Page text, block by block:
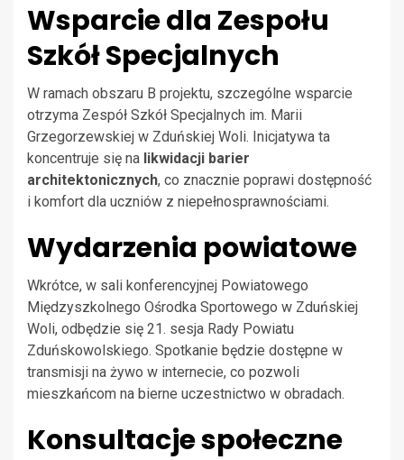
Wsparcie dla Zespołu
Szkół Specjalnych
W ramach obszaru B projektu, szczególne wsparcie
otrzyma Zespół Szkół Specjalnych im. Marii
Grzegorzewskiej w Zduńskiej Woli. Inicjatywa ta
koncentruje się na likwidacji barier
architektonicznych, co znacznie poprawi dostępność
i komfort dla uczniów z niepełnosprawnościami.
Wydarzenia powiatowe
Wkrótce, w sali konferencyjnej Powiatowego
Międzyszkolnego Ośrodka Sportowego w Zduńskiej
Woli, odbędzie się 21. sesja Rady Powiatu
Zduńskowolskiego. Spotkanie będzie dostępne w
transmisji na żywo w internecie, co pozwoli
mieszkańcom na bierne uczestnictwo w obradach.
Konsultacje społeczne